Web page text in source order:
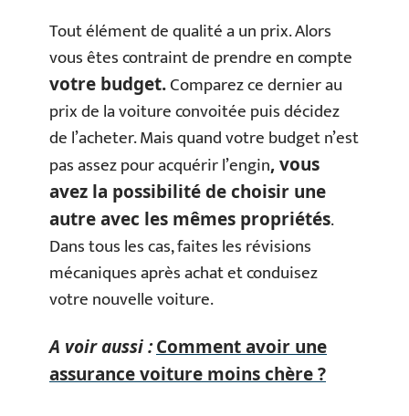
Tout élément de qualité a un prix. Alors
vous êtes contraint de prendre en compte
votre budget.Comparez ce dernier au
prix de la voiture convoitée puis décidez
de l’acheter. Mais quand votre budget n’est
pas assez pour acquérir l’engin, vous
avez la possibilité de choisir une
autre avec les mêmes propriétés.
Dans tous les cas, faites les révisions
mécaniques après achat et conduisez
votre nouvelle voiture.
A voir aussi :Comment avoir une
assurance voiture moins chère ?